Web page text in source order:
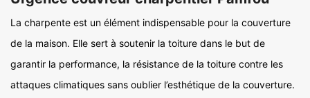
La charpente est un élément indispensable pour la couverture
de la maison. Elle sert à soutenir la toiture dans le but de
garantir la performance, la résistance de la toiture contre les
attaques climatiques sans oublier l’esthétique de la couverture.